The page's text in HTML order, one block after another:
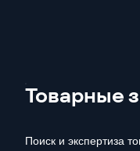
Товарные
Поиск и экспертиза